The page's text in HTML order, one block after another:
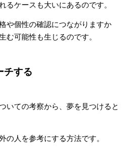
るケースも大いにあるのです。
や個性の確認につながりますか
む可能性も生じるのです。
チする
いての考察から、夢を見つけると
の人を参考にする方法です。